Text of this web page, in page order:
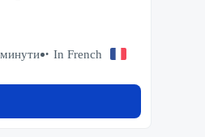
In French